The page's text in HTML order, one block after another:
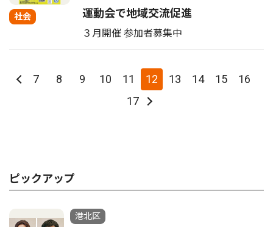
社会 運動会で地域交流促進
３月開催 参加者募集中
7 8 9 10 11 12 13 14 15
16
17
ピックアップ
港北区